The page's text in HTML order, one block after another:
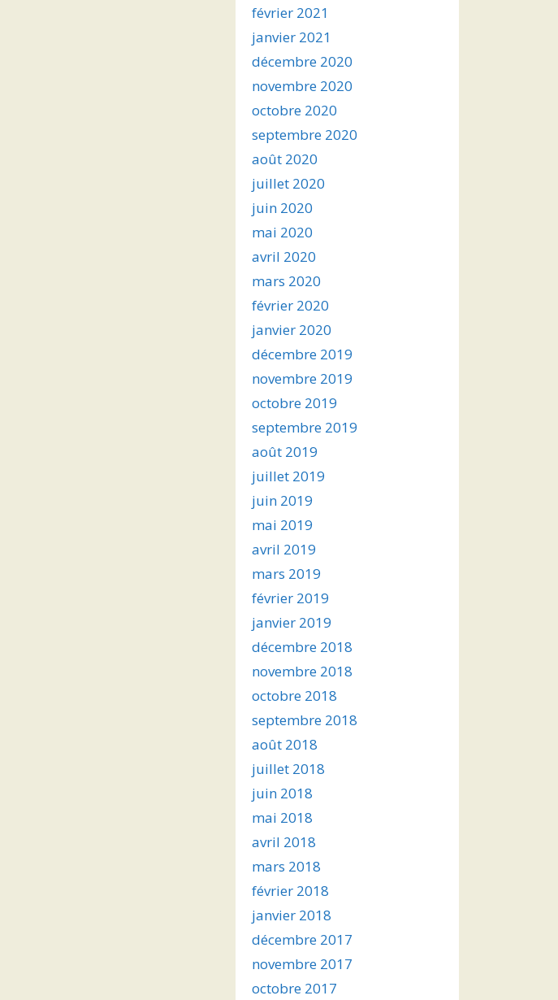
février 2021
janvier 2021
décembre 2020
novembre 2020
octobre 2020
septembre 2020
août 2020
juillet 2020
juin 2020
mai 2020
avril 2020
mars 2020
février 2020
janvier 2020
décembre 2019
novembre 2019
octobre 2019
septembre 2019
août 2019
juillet 2019
juin 2019
mai 2019
avril 2019
mars 2019
février 2019
janvier 2019
décembre 2018
novembre 2018
octobre 2018
septembre 2018
août 2018
juillet 2018
juin 2018
mai 2018
avril 2018
mars 2018
février 2018
janvier 2018
décembre 2017
novembre 2017
octobre 2017